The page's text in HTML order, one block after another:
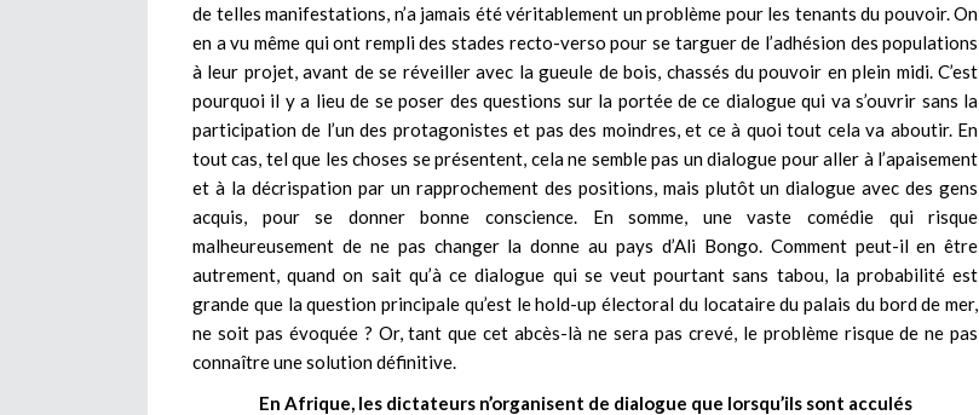
de telles manifestations, n’a jamais été véritablement un problème pour les tenants du pouvoir. On
en a vu même qui ont rempli des stades recto-verso pour se targuer de l’adhésion des populations
à leur projet, avant de se réveiller avec la gueule de bois, chassés du pouvoir en plein midi. C’est
pourquoi il y a lieu de se poser des questions sur la portée de ce dialogue qui va s’ouvrir sans la
participation de l’un des protagonistes et pas des moindres, et ce à quoi tout cela va aboutir. En
tout cas, tel que les choses se présentent, cela ne semble pas un dialogue pour aller à l’apaisement
et à la décrispation par un rapprochement des positions, mais plutôt un dialogue avec des gens
acquis, pour se donner bonne conscience. En somme, une vaste comédie qui risque
malheureusement de ne pas changer la donne au pays d’Ali Bongo. Comment peut-il en être
autrement, quand on sait qu’à ce dialogue qui se veut pourtant sans tabou, la probabilité est
grande que la question principale qu’est le hold-up électoral du locataire du palais du bord de mer,
ne soit pas évoquée ? Or, tant que cet abcès-là ne sera pas crevé, le problème risque de ne pas
connaître une solution définitive.
En Afrique, les dictateurs n’organisent de dialogue que lorsqu’ils sont acculés